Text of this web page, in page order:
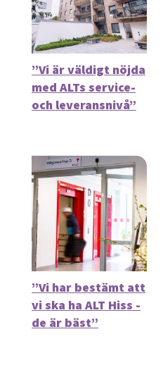
”Vi är väldigt nöjda
med ALTs service-
och leveransnivå”
”Vi har bestämt att
vi ska ha ALT Hiss -
de är bäst”